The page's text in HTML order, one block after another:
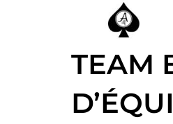
TEAM